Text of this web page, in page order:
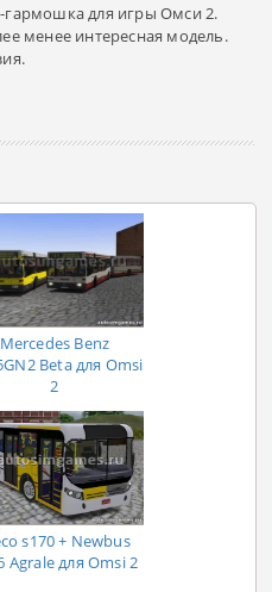
для игры Омси 2.
менее интересная модель.
Mercedes Benz
Beta для Omsi
2
s170 + Newbus
Agrale для Omsi 2